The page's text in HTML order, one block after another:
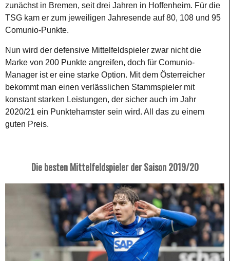
zunächst in Bremen, seit drei Jahren in Hoffenheim. Für die
TSG kam er zum jeweiligen Jahresende auf 80, 108 und 95
Comunio-Punkte.
Nun wird der defensive Mittelfeldspieler zwar nicht die
Marke von 200 Punkte angreifen, doch für Comunio-
Manager ist er eine starke Option. Mit dem Österreicher
bekommt man einen verlässlichen Stammspieler mit
konstant starken Leistungen, der sicher auch im Jahr
2020/21 ein Punktehamster sein wird. All das zu einem
guten Preis.
Die besten Mittelfeldspieler der Saison 2019/20